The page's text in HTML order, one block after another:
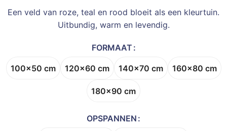
Een veld van roze, teal en rood bloeit als een kleurtuin.
Uitbundig, warm en levendig.
FORMAAT
100x50 cm 120x60 cm 140x70 cm 160x80 cm
180x90 cm
OPSPANNEN